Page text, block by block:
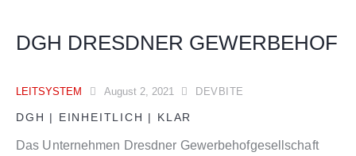
DGH DRESDNER GEWERBEHOF
LEITSYSTEM August 2, 2021 DEVBITE
DGH | EINHEITLICH | KLAR
Das Unternehmen Dresdner Gewerbehofgesellschaft